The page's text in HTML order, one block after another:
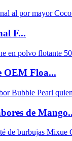
F...
OEM Floa...
de